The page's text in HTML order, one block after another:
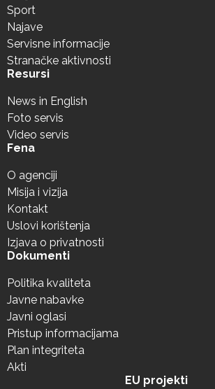
Sport
Najave
Servisne informacije
Stranačke aktivnosti
Resursi
News in English
Foto servis
Video servis
Fena
O agenciji
Misija i vizija
Kontakt
Uslovi korištenja
Izjava o privatnosti
Dokumenti
Politika kvaliteta
Javne nabavke
Javni oglasi
Pristup informacijama
Plan integriteta
Akti
EU projekti